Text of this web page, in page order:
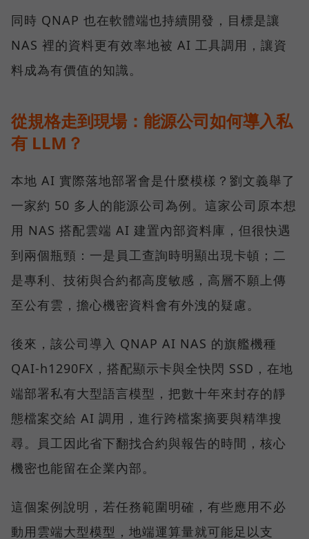
同時 QNAP 也在軟體端也持續開發，目標是讓
NAS 裡的資料更有效率地被 AI 工具調用，讓資
料成為有價值的知識。
從規格走到現場：能源公司如何導入私
有 LLM？
本地 AI 實際落地部署會是什麼模樣？劉文義舉了
一家約 50 多人的能源公司為例。這家公司原本想
用 NAS 搭配雲端 AI 建置內部資料庫，但很快遇
到兩個瓶頸：一是員工查詢時明顯出現卡頓；二
是專利、技術與合約都高度敏感，高層不願上傳
至公有雲，擔心機密資料會有外洩的疑慮。
後來，該公司導入 QNAP AI NAS 的旗艦機種
QAI-h1290FX，搭配顯示卡與全快閃 SSD，在地
端部署私有大型語言模型，把數十年來封存的靜
態檔案交給 AI 調用，進行跨檔案摘要與精準搜
尋。員工因此省下翻找合約與報告的時間，核心
機密也能留在企業內部。
這個案例說明，若任務範圍明確，有些應用不必
動用雲端大型模型，地端運算量就可能足以支